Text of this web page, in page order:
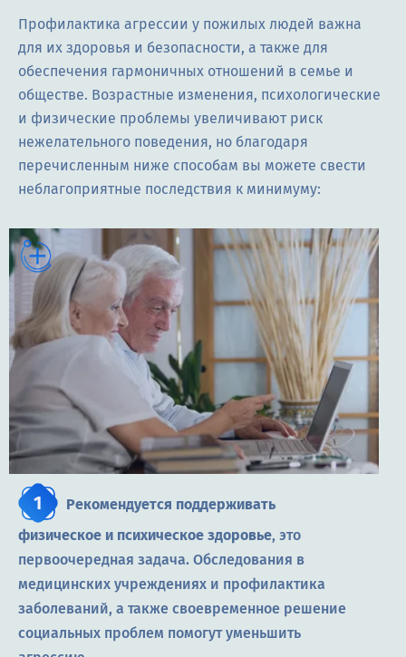
Профилактика агрессии у пожилых людей важна
для их здоровья и безопасности, а также для
обеспечения гармоничных отношений в семье и
обществе. Возрастные изменения, психологические
и физические проблемы увеличивают риск
нежелательного поведения, но благодаря
перечисленным ниже способам вы можете свести
неблагоприятные последствия к минимуму:
Рекомендуется поддерживать
физическое и психическое здоровье, это
первоочередная задача. Обследования в
медицинских учреждениях и профилактика
заболеваний, а также своевременное решение
социальных проблем помогут уменьшить